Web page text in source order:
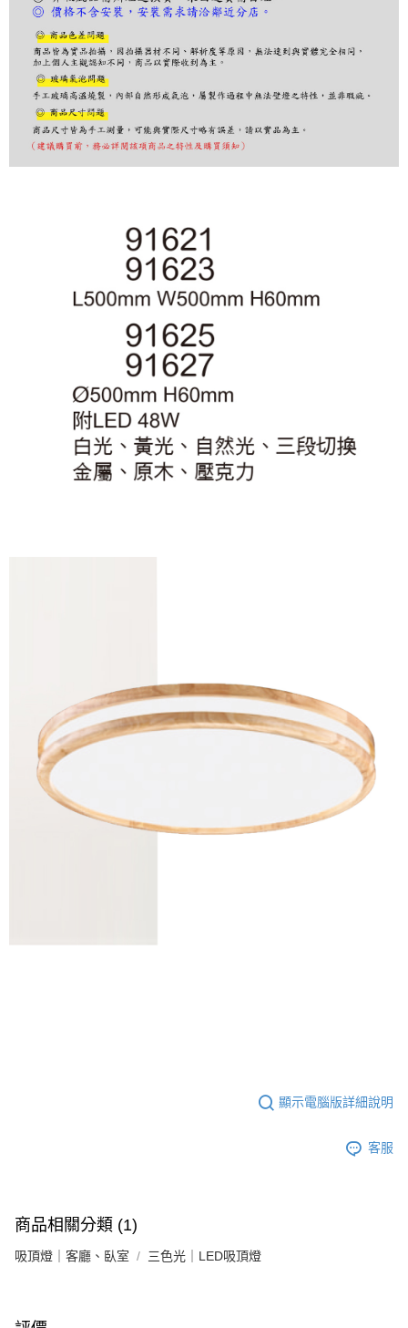
１．於結帳方式選擇「AFTEE先享後付」後，將跳轉至「AFTEE先享後付」
２．訂單成立數日內，您將收到繳費通知簡訊。
３．收到繳費通知簡訊後14天內，點擊此簡訊中的連結，可透過四大超商／
ATM／網路銀行／等多元方式進行付款，方視為交易完成。
※ 請注意：結帳手續完成當下不需立刻繳費，但若您需要取消訂單，請聯絡
購買商品的店家。未經商家同意取消之訂單仍視為有效，需透過AFTEE先享
後付繳納相關費用。
※ 交易是否成功請以「AFTEE先享後付 」之結帳頁面顯示為準，若有關於
易，需依本服務之必要範圍內提供個人資料，並將交易相關給付款項請求債
權轉讓予恩沛科技股份有限公司。
２．關於個人資料處理事宜，請瀏覽以下網址：
３．未成年的使用者請事先徵得法定代理人或監護人之同意方可使用
「AFTEE先享後付」，若未經同意申辦者引起之損失，本公司不負相關責
４．使用「AFTEE先享後付」時，將依據個別帳號之用戶狀況，依本公司即
時審查核予不同之上限額度；若仍有額度不足之情形，本公司將視審查結果
請求用戶進行身份認證。
５．嚴禁一人註冊多個帳號或使用他人資訊註冊。若發現惡意使用之情形，
恩沛科技股份有限公司將有權停止該用戶之使用額度並採取法律行動。
顯示電腦版詳細說明
客服
商品相關分類 (1)
吸頂燈｜客廳、臥室 三色光｜LED吸頂燈